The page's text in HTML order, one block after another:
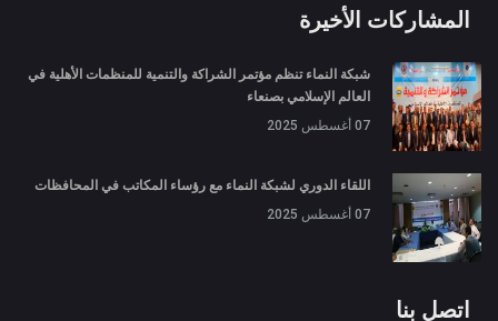
المشاركات الأخيرة
شبكة النماء تنظم مؤتمر الشراكة والتنمية للمنظمات الأهلية في
العالم الإسلامي بصنعاء
07 أغسطس 2025
اللقاء الدوري لشبكة النماء مع رؤساء المكاتب في المحافظات
07 أغسطس 2025
اتصل بنا